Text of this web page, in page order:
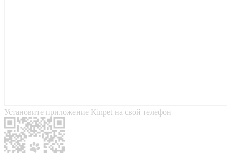
Установите приложение Kinpet на свой телефон